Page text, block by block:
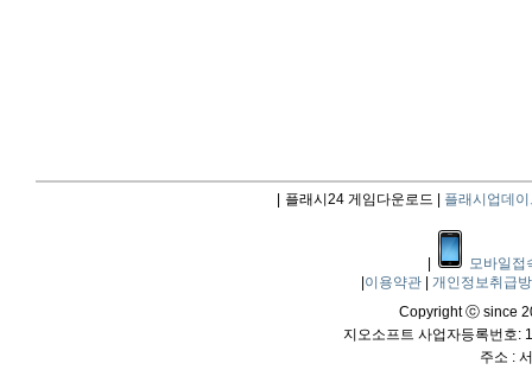
플래시24 게임다운로드 | 플래시업데이
모바일접
이용약관
개인정보취급
Copyright ⓒ since
지오소프트 사업자등록번호:
주소 :